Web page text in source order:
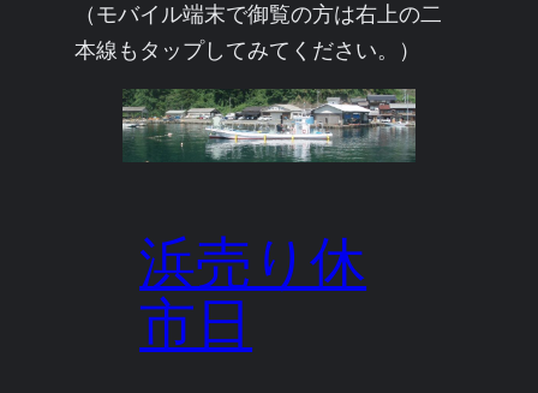
（モバイル端末で御覧の方は右上の二
本線もタップしてみてください。）
浜売り休
市日